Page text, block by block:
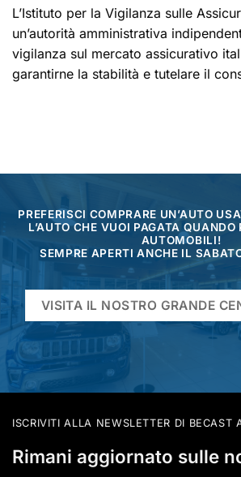
L’Istituto per la Vigilanza sulle
un’autorità amministrativa
vigilanza sul mercato assicurativo
garantirne la stabilità e tutelare il
PREFERISCI COMPRARE UN’AUTO
L’AUTO CHE VUOI PAGATA
AUTOMOBILI!
SEMPRE APERTI ANCHE IL
VISITA IL NOSTRO GRANDE
ISCRIVITI ALLA NEWSLETTER DI BECAST
Rimani aggiornato sulle